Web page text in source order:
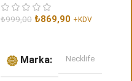
₺999,00 ₺869,90 +KDV
Marka Necklife